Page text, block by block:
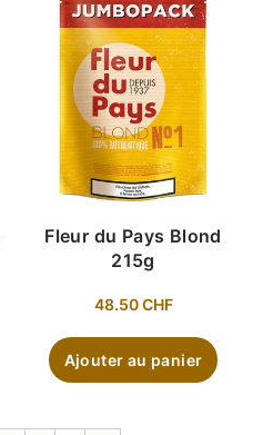
Fleur du Pays Blond
215g
48.50CHF
Ajouter au panier